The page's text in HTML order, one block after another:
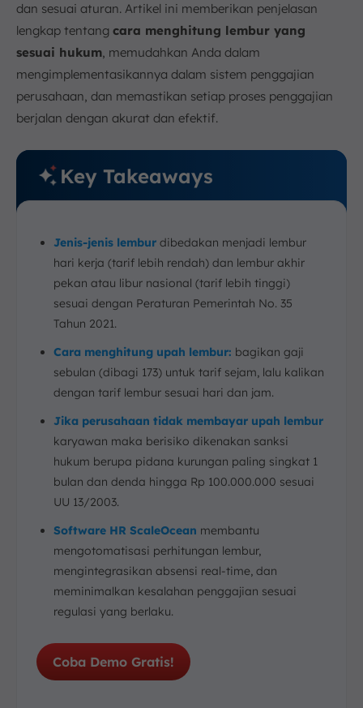
dan sesuai aturan. Artikel ini memberikan penjelasan
lengkap tentang cara menghitung lembur yang
sesuai hukum, memudahkan Anda dalam
mengimplementasikannya dalam sistem penggajian
perusahaan, dan memastikan setiap proses penggajian
berjalan dengan akurat dan efektif.
Key Takeaways
Jenis-jenis lembur dibedakan menjadi lembur
hari kerja (tarif lebih rendah) dan lembur akhir
pekan atau libur nasional (tarif lebih tinggi)
sesuai dengan Peraturan Pemerintah No. 35
Tahun 2021.
Cara menghitung upah lembur: bagikan gaji
sebulan (dibagi 173) untuk tarif sejam, lalu kalikan
dengan tarif lembur sesuai hari dan jam.
Jika perusahaan tidak membayar upah lembur
karyawan maka berisiko dikenakan sanksi
hukum berupa pidana kurungan paling singkat 1
bulan dan denda hingga Rp 100.000.000 sesuai
UU 13/2003.
Software HR ScaleOcean membantu
mengotomatisasi perhitungan lembur,
mengintegrasikan absensi real-time, dan
meminimalkan kesalahan penggajian sesuai
regulasi yang berlaku.
Coba Demo Gratis!